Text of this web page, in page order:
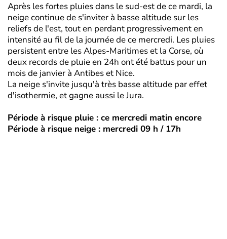
Après les fortes pluies dans le sud-est de ce mardi, la
neige continue de s'inviter à basse altitude sur les
reliefs de l'est, tout en perdant progressivement en
intensité au fil de la journée de ce mercredi. Les pluies
persistent entre les Alpes-Maritimes et la Corse, où
deux records de pluie en 24h ont été battus pour un
mois de janvier à Antibes et Nice.
La neige s'invite jusqu'à très basse altitude par effet
d'isothermie, et gagne aussi le Jura.
Période à risque pluie : ce mercredi matin encore
Période à risque neige : mercredi 09 h / 17h